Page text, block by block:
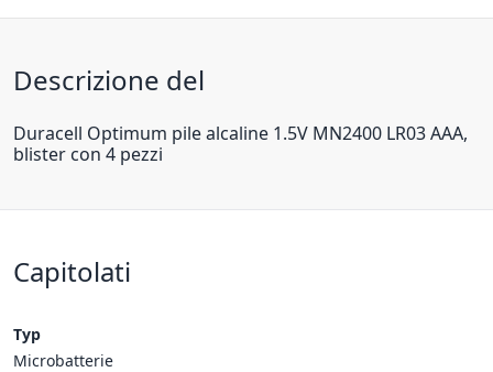
Descrizione del
Duracell Optimum pile alcaline 1.5V MN2400 LR03 AAA,
blister con 4 pezzi
Capitolati
Typ
Microbatterie